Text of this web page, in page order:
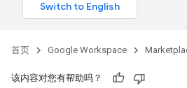
首页 Google Workspace
该内容对您有帮助吗？